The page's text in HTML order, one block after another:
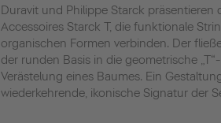
Duravit und Philippe Starck präsentieren
Accessoires Starck T, die funktionale
organischen Formen verbinden. Der
der runden Basis in die geometrische
Verästelung eines Baumes. Ein
wiederkehrende, ikonische Signatur der